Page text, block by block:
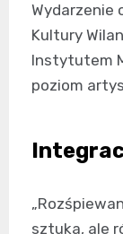
Wydarzenie
Kultury
Instytutem
poziom
sztuka, ale